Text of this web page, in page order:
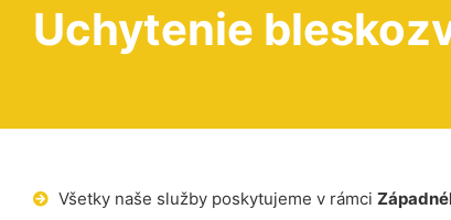
Uchytenie
Všetky naše služby poskytujeme v rámci